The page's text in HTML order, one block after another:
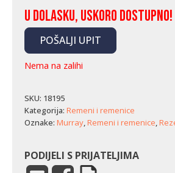
U dolasku, uskoro dostupno!
POŠALJI UPIT
Nema na zalihi
SKU: 18195
Kategorija: Remeni i remenice
Oznake: Murray,Remeni i remenice,
PODIJELI S PRIJATELJIMA